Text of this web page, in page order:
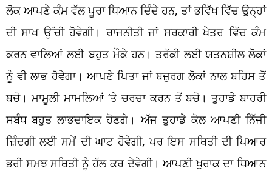
ਲੋਕ ਆਪਣੇ ਕੰਮ ਵੱਲ ਪੂਰਾ ਧਿਆਨ ਦਿੰਦੇ ਹਨ, ਤਾਂ ਭਵਿੱਖ ਵਿੱਚ ਉਨ੍ਹਾਂ
ਦੀ ਸਾਖ ਉੱਚੀ ਹੋਵੇਗੀ। ਰਾਜਨੀਤੀ ਜਾਂ ਸਰਕਾਰੀ ਖੇਤਰ ਵਿੱਚ ਕੰਮ
ਕਰਨ ਵਾਲਿਆਂ ਲਈ ਬਹੁਤ ਮੌਕੇ ਹਨ। ਤਰੱਕੀ ਲਈ ਯਤਨਸ਼ੀਲ ਲੋਕਾਂ
ਨੂੰ ਵੀ ਲਾਭ ਹੋਵੇਗਾ। ਆਪਣੇ ਪਿਤਾ ਜਾਂ ਬਜ਼ੁਰਗ ਲੋਕਾਂ ਨਾਲ ਬਹਿਸ ਤੋਂ
ਬਚੋ। ਮਾਮੂਲੀ ਮਾਮਲਿਆਂ ‘ਤੇ ਚਰਚਾ ਕਰਨ ਤੋਂ ਬਚੋ। ਤੁਹਾਡੇ ਬਾਹਰੀ
ਸਬੰਧ ਬਹੁਤ ਲਾਭਦਾਇਕ ਹੋਣਗੇ। ਅੱਜ ਤੁਹਾਡੇ ਕੋਲ ਆਪਣੀ ਨਿੱਜੀ
ਜ਼ਿੰਦਗੀ ਲਈ ਸਮੇਂ ਦੀ ਘਾਟ ਹੋਵੇਗੀ, ਪਰ ਇਸ ਸਥਿਤੀ ਦੀ ਪਿਆਰ
ਭਰੀ ਸਮਝ ਸਥਿਤੀ ਨੂੰ ਹੱਲ ਕਰ ਦੇਵੇਗੀ। ਆਪਣੀ ਖੁਰਾਕ ਦਾ ਧਿਆਨ